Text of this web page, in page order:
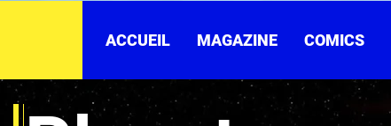
ACCUEIL MAGAZINE COMICS